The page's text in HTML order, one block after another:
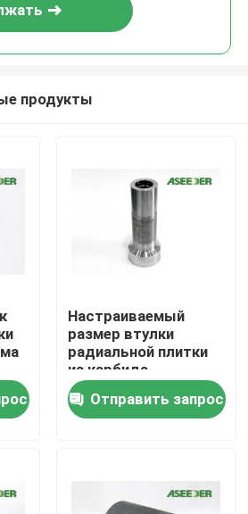
продукты
Настраиваемый
размер втулки
радиальной плитки
из карбида
вольфрама
Отправить запрос